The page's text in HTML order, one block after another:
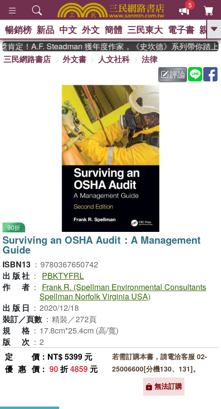
5
GO
熱搜： 東野圭吾 、
父親節 、 如果歷
暑期推薦 、 國際布克
獎 臺灣漫遊錄 、 方念華
登輝時代 、 數學女孩：黎曼猜想
偉大的迷走神經
暢銷榜 新品 中文 外文 簡體 三民東大 電子書 親子
定！A.F. Steadman 獲年度作家，《史坎德》系列帶你踏上
三民網路書店
外文書 人文社科
法律
評論
90折
Surviving an OSHA Audit：A Management
Guide
ISBN13 ： 9780367650742
出版社 ：
PBKTYFRL
作者 ：
Frank R. (Spellman Environmental Consultants
Spellman Norfolk Virginia USA)
出版日 ： 2020/12/18
裝訂／頁數 ： 精裝／272頁
規格 ： 17.8cm*25.4cm (高/寬)
版次 ： 2
定價 ：NT$ 5399 元
優惠價 ： 90折4859 元
若需訂購本書，請電洽客服 02-
25006600[分機130、131]。
無法訂購